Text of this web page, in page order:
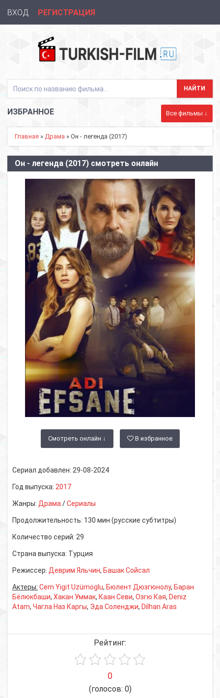
ВХОД РЕГИСТРАЦИЯ
ИЗБРАННОЕ Все фильмы ↓
Главная » Драма » Он - легенда (2017)
Он - легенда (2017) смотреть онлайн
Смотреть онлайн ↓ В избранное
Сериал добавлен: 29-08-2024
Год выпуска: 2017
Жанры: Драма /Сериалы
Продолжительность: 130 мин (русские субтитры)
Количество серий: 29
Страна выпуска: Турция
Режиссер: Деврим Яльчин, Башак Сойсал
Актеры: Cem Yigit Uzümoglu, Бюлент Дюзгюнолу, Баран
Бёлюкбаши, Хакан Уммак, Каан Севи, Озгю Кая, Deniz
Atam, Чагла Наз Каргы, Эда Соленджи, Dilhan Aras
Рейтинг:
0
(голосов: 0)